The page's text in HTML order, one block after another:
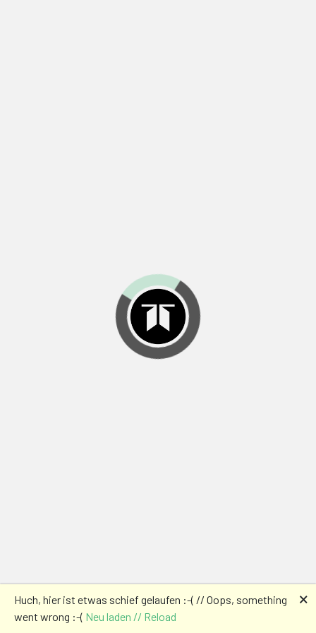
Huch, hier ist etwas schief gelaufen :-( // Oops, something
went wrong :-( Neu laden // Reload
🗙